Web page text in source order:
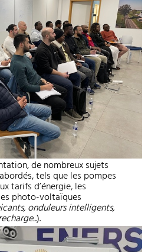
de nombreux sujets
tels que les pompes
tarifs d’énergie, les
photo-voltaïques
onduleurs intelligents,
.).